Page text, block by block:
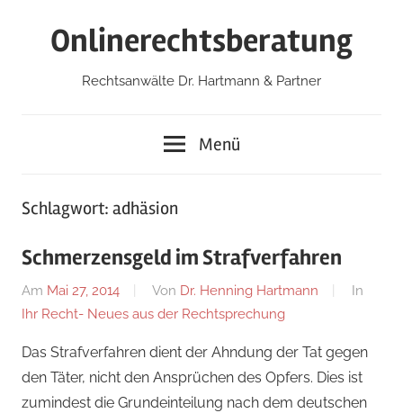
Onlinerechtsberatung
Rechtsanwälte Dr. Hartmann & Partner
Menü
Schlagwort: adhäsion
Schmerzensgeld im Strafverfahren
Am Mai 27, 2014 Von Dr. Henning Hartmann
In
Ihr Recht- Neues aus der Rechtsprechung
Das Strafverfahren dient der Ahndung der Tat gegen
den Täter, nicht den Ansprüchen des Opfers. Dies ist
zumindest die Grundeinteilung nach dem deutschen